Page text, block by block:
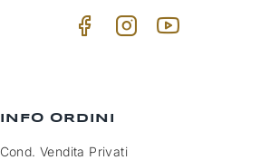
INFO ORDINI
Cond. Vendita Privati